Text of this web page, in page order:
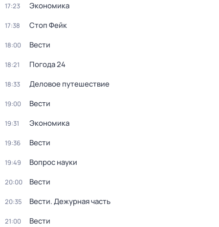
17:23 Экономика
17:38 Стоп Фейк
18:00 Вести
18:21 Погода 24
18:33 Деловое путешествие
19:00 Вести
19:31 Экономика
19:36 Вести
19:49 Вопрос науки
20:00 Вести
20:35 Вести. Дежурная часть
21:00 Вести